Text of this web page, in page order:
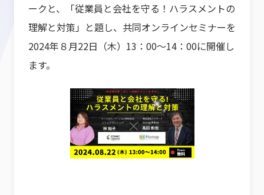
ークと、「従業員と会社を守る！ハラスメントの
理解と対策」と題し、共同オンラインセミナーを
2024年８月22日（木）13：00～14：00に開催し
ます。